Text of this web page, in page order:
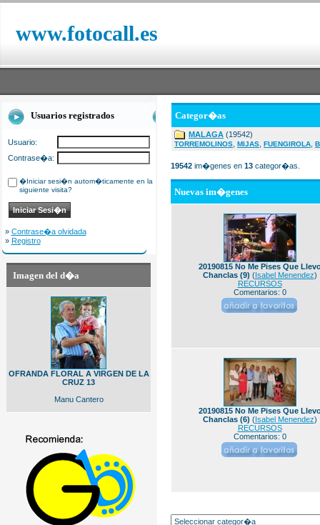
www.fotocall.es
Usuarios registrados
Usuario:
Contrase�a:
�Iniciar sesi�n autom�ticamente en la
siguiente visita?
» Contrase�a olvidada
» Registro
Imagen del d�a
OFRANDA FLORAL A VIRGEN DE LA
CRUZ 13
Manu Cantero
Categor�as
MALAGA (19542)
TORREMOLINOS MIJAS FUENGIROLA
19542 im�genes en 13 categor�as.
Nuevas im�genes
20190815 No Me Pises Que
Chanclas (9) (Isabel Menendez)
RECURSOS
Comentarios: 0
20190815 No Me Pises Que
Chanclas (6) (Isabel Menendez)
RECURSOS
Comentarios: 0